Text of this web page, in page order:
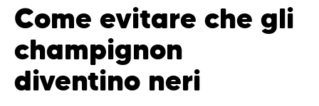
Come evitare che gli
champignon
diventino neri